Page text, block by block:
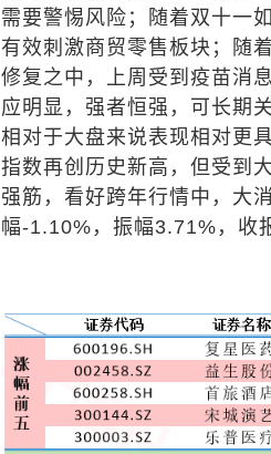
需要警惕风险；随着双十一
有效刺激商贸零售板块；随
修复之中，上周受到疫苗消
应明显，强者恒强，可长期
相对于大盘来说表现相对更
指数再创历史新高，但受到
强筋，看好跨年行情中，大
幅-1.10% ，振幅3.71% ，收